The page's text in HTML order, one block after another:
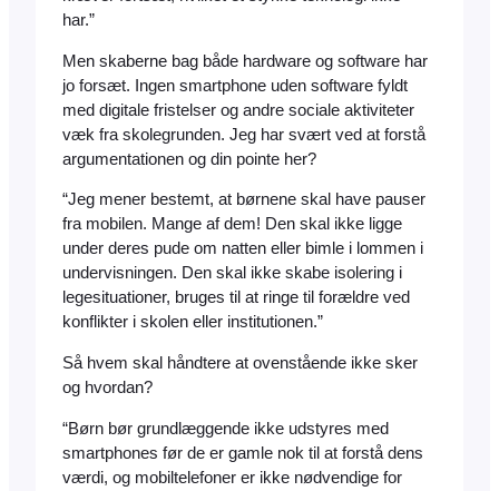
har.”
Men skaberne bag både hardware og software har
jo forsæt. Ingen smartphone uden software fyldt
med digitale fristelser og andre sociale aktiviteter
væk fra skolegrunden. Jeg har svært ved at forstå
argumentationen og din pointe her?
“Jeg mener bestemt, at børnene skal have pauser
fra mobilen. Mange af dem! Den skal ikke ligge
under deres pude om natten eller bimle i lommen i
undervisningen. Den skal ikke skabe isolering i
legesituationer, bruges til at ringe til forældre ved
konflikter i skolen eller institutionen.”
Så hvem skal håndtere at ovenstående ikke sker
og hvordan?
“Børn bør grundlæggende ikke udstyres med
smartphones før de er gamle nok til at forstå dens
værdi, og mobiltelefoner er ikke nødvendige for